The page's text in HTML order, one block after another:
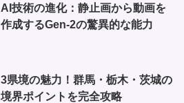
AI技術の進化：静止画から動画を
作成するGen-2の驚異的な能力
3県境の魅力！群馬・栃木・茨城の
境界ポイントを完全攻略